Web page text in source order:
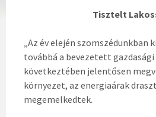
Tisztelt
„Az év elején szomszédunkban
továbbá a bevezetett
következtében jelentősen
környezet, az energiaárak
megemelkedtek.